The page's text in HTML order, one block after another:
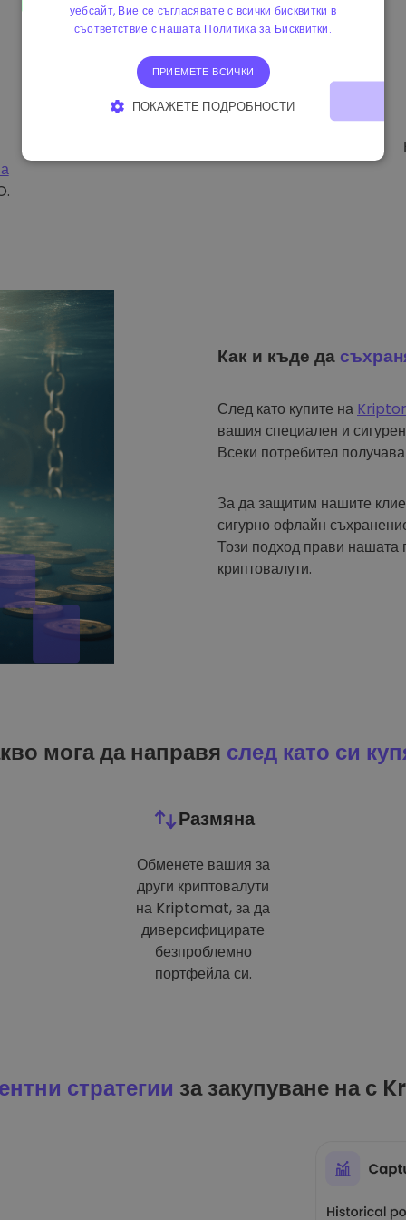
Как и къде да
След като купите на
вашия специален и
Всеки потребител
За да защитим нашите
сигурно офлайн
Този подход прави
криптовалути.
мога да направя след като си
Размяна
Обменете вашия за
други криптовалути
на Kriptomat, за да
диверсифицирате
безпроблемно
портфейла си.
стратегии за закупуване на с
уебсайт, Вие се съгласявате с всички бисквитки в
съответствие с нашата Политика за Бисквитки.
ПРИЕМЕТЕ ВСИЧКИ
ПОКАЖЕТЕ ПОДРОБНОСТИ